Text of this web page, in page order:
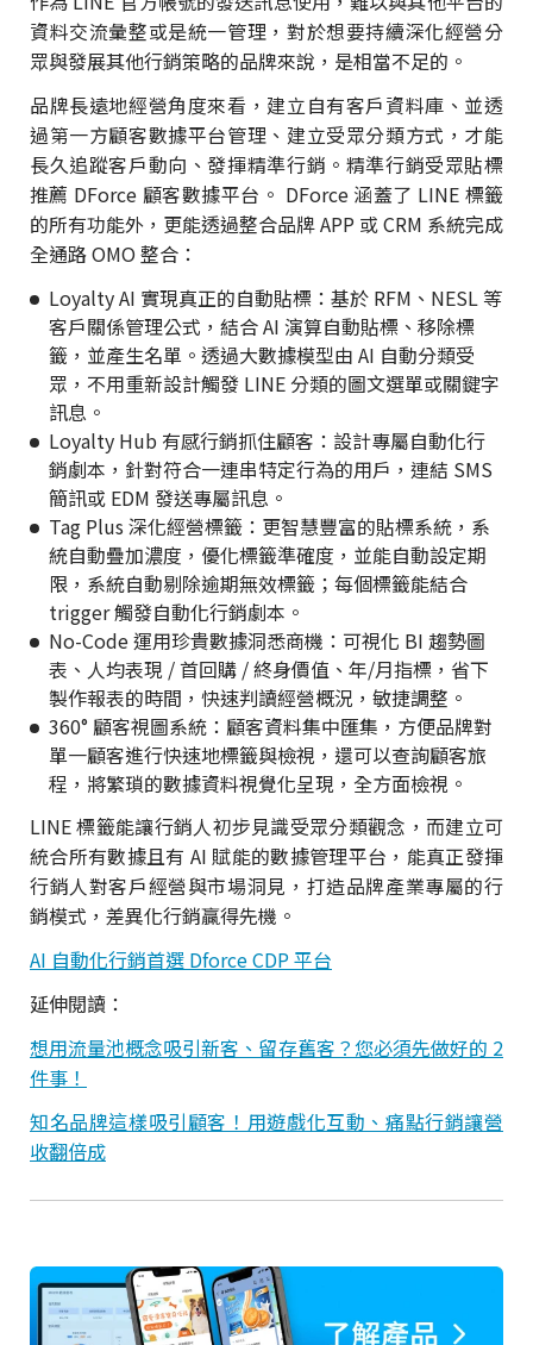
資料交流彙整或是統一管理，對於想要持續深化經營分
眾與發展其他行銷策略的品牌來說，是相當不足的。
品牌長遠地經營角度來看，建立自有客戶資料庫、並透
過第一方顧客數據平台管理、建立受眾分類方式，才能
長久追蹤客戶動向、發揮精準行銷。精準行銷受眾貼標
推薦 DForce 顧客數據平台。 DForce 涵蓋了 LINE 標籤
的所有功能外，更能透過整合品牌 APP 或 CRM 系統完成
全通路 OMO 整合：
Loyalty AI 實現真正的自動貼標：基於 RFM、NESL 等
客戶關係管理公式，結合 AI 演算自動貼標、移除標
籤，並產生名單。透過大數據模型由 AI 自動分類受
眾，不用重新設計觸發 LINE 分類的圖文選單或關鍵字
訊息。
Loyalty Hub 有感行銷抓住顧客：設計專屬自動化行
銷劇本，針對符合一連串特定行為的用戶，連結 SMS
簡訊或 EDM 發送專屬訊息。
Tag Plus 深化經營標籤：更智慧豐富的貼標系統，系
統自動疊加濃度，優化標籤準確度，並能自動設定期
限，系統自動剔除逾期無效標籤；每個標籤能結合
trigger 觸發自動化行銷劇本。
No-Code 運用珍貴數據洞悉商機：可視化 BI 趨勢圖
表、人均表現 / 首回購 / 終身價值、年/月指標，省下
製作報表的時間，快速判讀經營概況，敏捷調整。
360° 顧客視圖系統：顧客資料集中匯集，方便品牌對
單一顧客進行快速地標籤與檢視，還可以查詢顧客旅
程，將繁瑣的數據資料視覺化呈現，全方面檢視。
LINE 標籤能讓行銷人初步見識受眾分類觀念，而建立可
統合所有數據且有 AI 賦能的數據管理平台，能真正發揮
行銷人對客戶經營與市場洞見，打造品牌產業專屬的行
銷模式，差異化行銷贏得先機。
AI 自動化行銷首選 Dforce CDP 平台
延伸閱讀：
想用流量池概念吸引新客、留存舊客？您必須先做好的 2
件事！
知名品牌這樣吸引顧客！用遊戲化互動、痛點行銷讓營
收翻倍成